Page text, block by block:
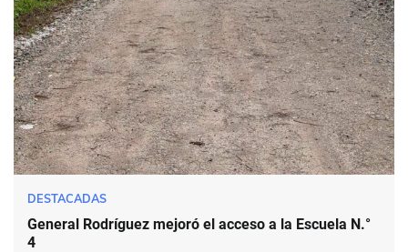
DESTACADAS
General Rodríguez mejoró el acceso a la Escuela N.°
4